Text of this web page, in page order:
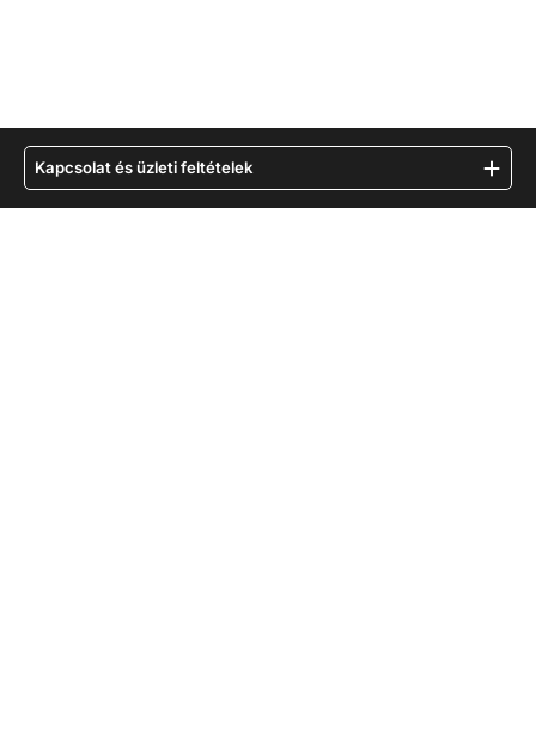
Kapcsolat és üzleti feltételek